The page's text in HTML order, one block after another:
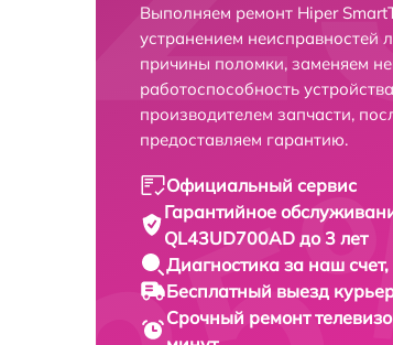
Выполняем ремонт Hiper
устранением неисправностей
причины поломки, заменяем
работоспособность
производителем запчасти,
предоставляем гарантию.
Официальный сервис
Гарантийное
QL43UD700AD до 3 лет
Диагностика за наш счет,
Бесплатный выезд
Срочный ремонт